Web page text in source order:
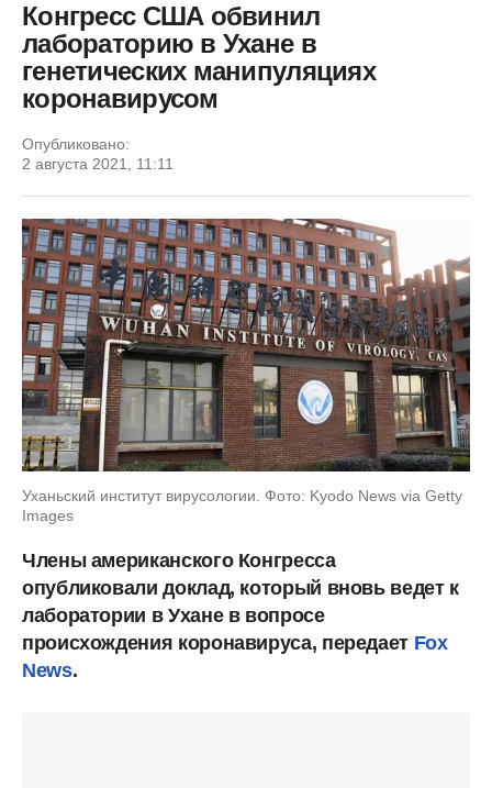
Конгресс США обвинил
лабораторию в Ухане в
генетических манипуляциях
коронавирусом
Опубликовано:
2 августа 2021, 11:11
Уханьский институт вирусологии. Фото: Kyodo News via Getty
Images
Члены американского Конгресса
опубликовали доклад, который вновь ведет к
лаборатории в Ухане в вопросе
происхождения коронавируса, передает Fox
News.